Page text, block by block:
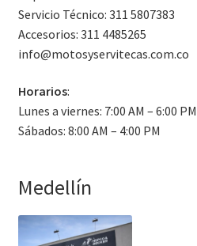
Servicio Técnico: 311 5807383
Accesorios: 311 4485265
info@motosyservitecas.com.co
Horarios:
Lunes a viernes: 7:00 AM – 6:00 PM
Sábados: 8:00 AM – 4:00 PM
Medellín